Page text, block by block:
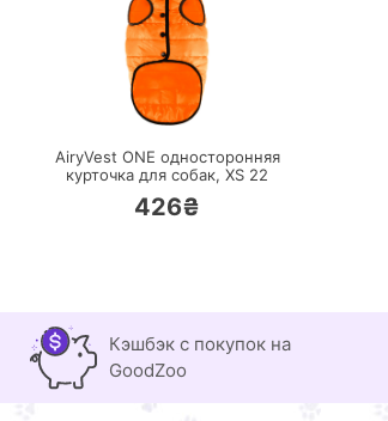
ПЕРЕЙТИ
AiryVest ONE односторонняя
курточка для собак, ХS 22
426₴
Кэшбэк с покупок на
GoodZoo